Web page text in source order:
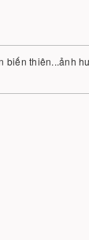
biến thiên...ảnh